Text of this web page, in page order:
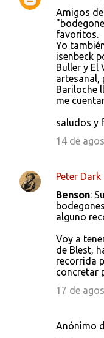
Amigos
favoritos.
Yo
isenbeck
Buller y El
artesanal,
Bariloche
me
saludos y
14 de
Peter Dark
Benson:
alguno
Voy a
de Blest,
recorrida
concretar
17 de
Anónimo